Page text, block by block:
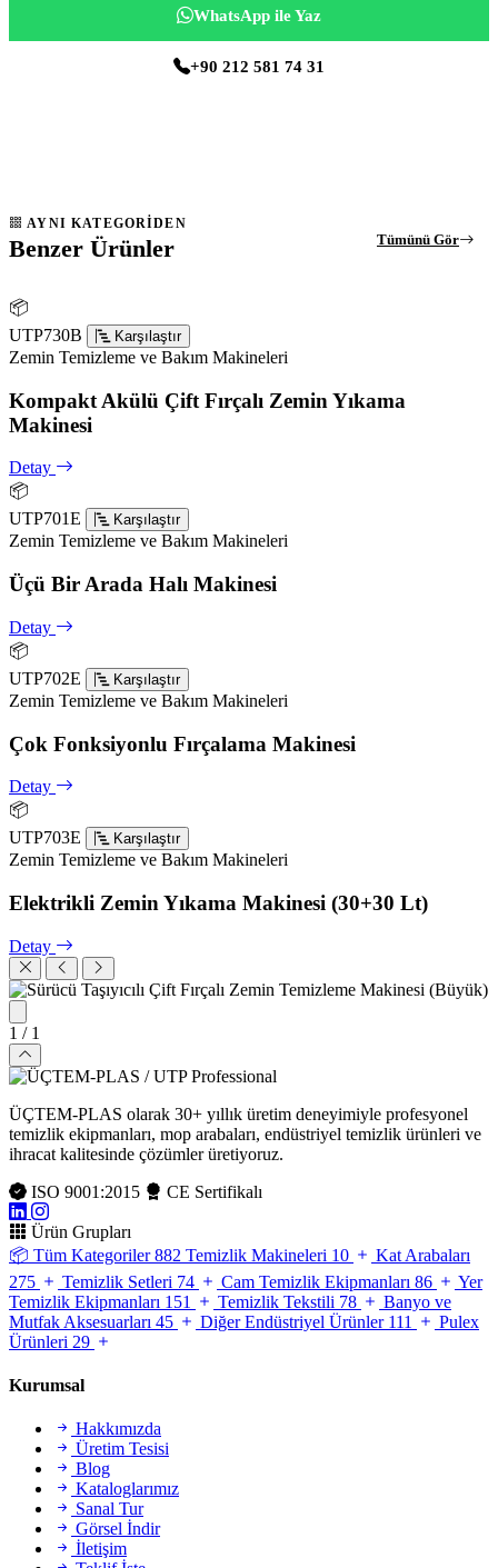
WhatsApp ile Yaz
+90 212 581 74 31
AYNI KATEGORIDEN
Benzer Ürünler Tümünü Gör
📦
UTP730B
Karşılaştır
Zemin Temizleme ve Bakım Makineleri
Kompakt Akülü Çift Fırçalı Zemin Yıkama
Makinesi
Detay
📦
UTP701E
Karşılaştır
Zemin Temizleme ve Bakım Makineleri
Üçü Bir Arada Halı Makinesi
Detay
📦
UTP702E
Karşılaştır
Zemin Temizleme ve Bakım Makineleri
Çok Fonksiyonlu Fırçalama Makinesi
Detay
📦
UTP703E
Karşılaştır
Zemin Temizleme ve Bakım Makineleri
Elektrikli Zemin Yıkama Makinesi (30+30 Lt)
Detay
1 / 1
ÜÇTEM-PLAS olarak 30+ yıllık üretim deneyimiyle profesyonel
temizlik ekipmanları, mop arabaları, endüstriyel temizlik ürünleri ve
ihracat kalitesinde çözümler üretiyoruz.
ISO 9001:2015
CE Sertifikalı
Ürün Grupları
📦 Tüm Kategoriler 882 Temizlik Makineleri 10
Kat Arabaları
275
Temizlik Setleri 74 Cam Temizlik Ekipmanları 86
Yer
Temizlik Ekipmanları 151 Temizlik Tekstili 78
Banyo ve
Mutfak Aksesuarları 45 Diğer Endüstriyel Ürünler 111
Pulex
Ürünleri 29
Kurumsal
Hakkımızda
Üretim Tesisi
Blog
Kataloglarımız
Sanal Tur
Görsel İndir
İletişim